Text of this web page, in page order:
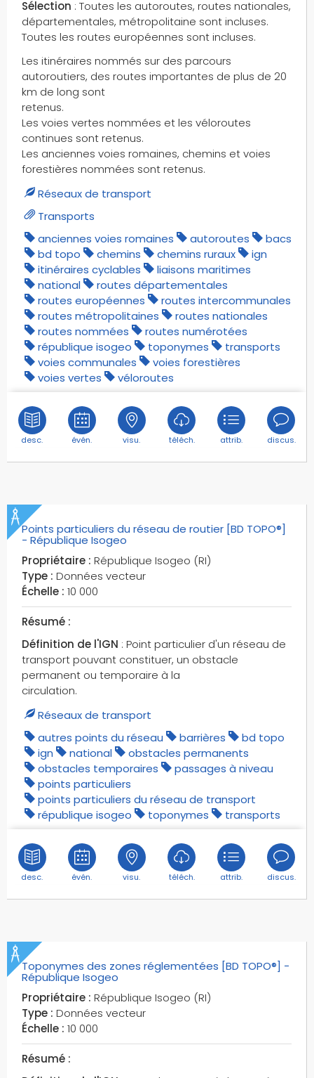
Sélection : Toutes les autoroutes, routes nationales,
départementales, métropolitaine sont incluses.
Toutes les routes européennes sont incluses.
Les itinéraires nommés sur des parcours
autoroutiers, des routes importantes de plus de 20
km de long sont
retenus.
Les voies vertes nommées et les véloroutes
continues sont retenus.
Les anciennes voies romaines, chemins et voies
forestières nommées sont retenus.
Réseaux de transport
Transports
anciennes voies romaines
autoroutes
bacs
bd topo
chemins chemins ruraux
ign
itinéraires cyclables
liaisons maritimes
national
routes départementales
routes européennes
routes intercommunales
routes métropolitaines
routes nationales
routes nommées
routes numérotées
république isogeo
toponymes
transports
voies communales
voies forestières
voies vertes
véloroutes
desc. évén. visu. téléch. attrib. discus.
Points particuliers du réseau de routier [BD TOPO®]
- République Isogeo
Propriétaire : République Isogeo (RI)
Type : Données vecteur
Échelle : 10 000
Résumé :
Définition de l'IGN : Point particulier d'un réseau de
transport pouvant constituer, un obstacle
permanent ou temporaire à la
circulation.
Réseaux de transport
autres points du réseau
barrières
bd topo
ign
national
obstacles permanents
obstacles temporaires
passages à niveau
points particuliers
points particuliers du réseau de transport
république isogeo
toponymes transports
desc. évén. visu. téléch. attrib. discus.
Toponymes des zones réglementées [BD TOPO®] -
République Isogeo
Propriétaire : République Isogeo (RI)
Type : Données vecteur
Échelle : 10 000
Résumé :